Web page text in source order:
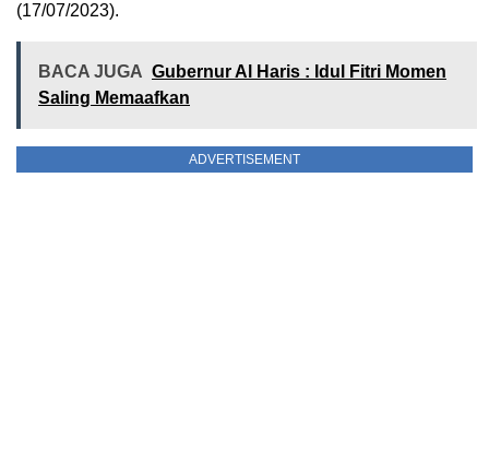
(17/07/2023).
BACA JUGA Gubernur Al Haris : Idul Fitri Momen
Saling Memaafkan
ADVERTISEMENT